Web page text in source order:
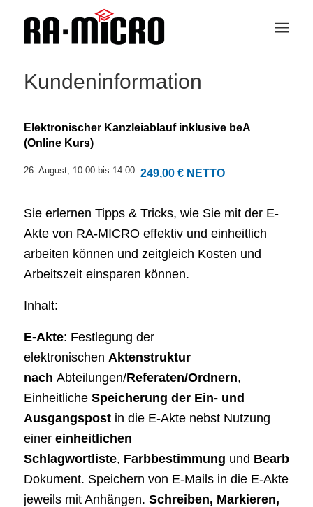
Kundeninformation
Elektronischer Kanzleiablauf inklusive beA
(Online Kurs)
26. August, 10.00bis 14.00 249,00 € NETTO
Sie erlernen Tipps & Tricks, wie Sie mit der E-
Akte von RA-MICRO effektiv und einheitlich
arbeiten können und zeitgleich Kosten und
Arbeitszeit einsparen können.
Inhalt:
E-Akte: Festlegung der
elektronischen Aktenstruktur
nach Abteilungen/Referaten/Ordnern,
Einheitliche Speicherung der Ein- und
Ausgangspostin die E-Akte nebst Nutzung
einer einheitlichen
Schlagwortliste, Farbbestimmung und
Dokument. Speichern von E-Mails in die E-Akte
jeweils mit Anhängen. Schreiben, Markieren,